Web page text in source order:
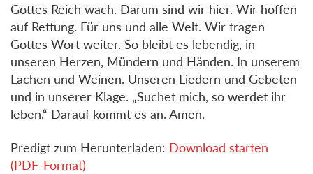
Gottes Reich wach. Darum sind wir hier. Wir hoffen
auf Rettung. Für uns und alle Welt. Wir tragen
Gottes Wort weiter. So bleibt es lebendig, in
unseren Herzen, Mündern und Händen. In unserem
Lachen und Weinen. Unseren Liedern und Gebeten
und in unserer Klage. „Suchet mich, so werdet ihr
leben.“ Darauf kommt es an. Amen.
Predigt zum Herunterladen: Download starten
(PDF-Format)